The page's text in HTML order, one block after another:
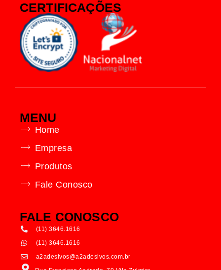
CERTIFICAÇÕES
MENU
Home
Empresa
Produtos
Fale Conosco
FALE CONOSCO
(11) 3646.1616
(11) 3646.1616
a2adesivos@a2adesivos.com.br